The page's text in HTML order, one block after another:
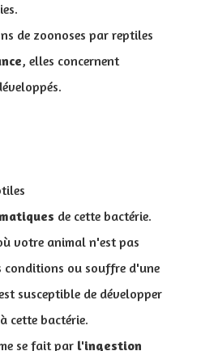
de zoonoses par reptiles
, elles concernent
de cette bactérie.
votre animal n'est pas
conditions ou souffre d'une
susceptible de développer
cette bactérie.
se fait par l'ingestion